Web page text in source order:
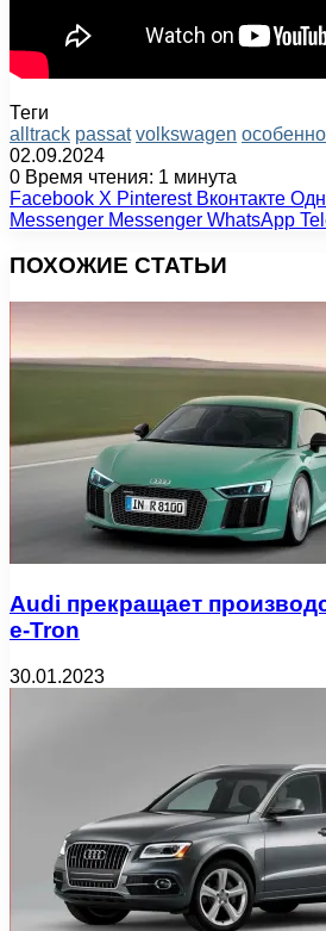
Теги
alltrack passat volkswagen
02.09.2024
0 Время чтения: 1 минута
Facebook X Pinterest Вконтакте
Messenger Messenger WhatsApp
ПОХОЖИЕ СТАТЬИ
Audi прекращает
e-Tron
30.01.2023